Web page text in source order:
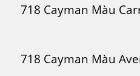
718 Cayman Màu
718 Cayman Màu